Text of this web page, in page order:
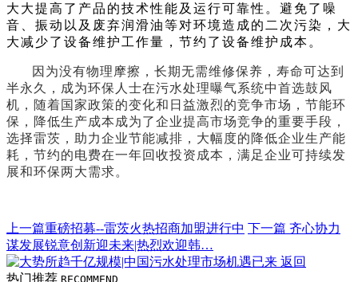
大大提高了产品的技术性能及运行可靠性。避免了噪
音、振动以及废弃润滑油等对环境造成的二次污染，大
大减少了设备维护工作量，节约了设备维护成本。
因为没有物理摩擦，长期无需维修保养，寿命可达到
半永久，成为环保人士在污水处理曝气系统中首选鼓风
机，随着国家政策的变化和日益激烈的竞争市场，节能环
保，降低生产成本成为了企业提高市场竞争的重要手段，
选择雷茨，助力企业节能减排，大幅度的降低企业生产能
耗，节约的电费在一年回收投资成本，满足企业可持续发
展和环保两大需求。
上一篇重磅招募--雷茨火热招商加盟进行中 下一篇 齐心协力
谋发展锐意创新迎未来|热烈欢迎韩…
返回
热门推荐 RECOMMEND